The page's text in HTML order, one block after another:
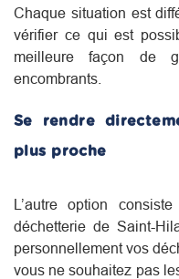
Chaque situation est
vérifier ce qui est
meilleure façon de
encombrants.
Se rendre
plus proche
L’autre option
déchetterie de Saint-
personnellement vos
vous ne souhaitez pas